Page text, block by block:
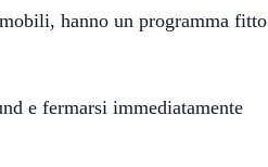
hanno un programma fitto
e fermarsi immediatamente